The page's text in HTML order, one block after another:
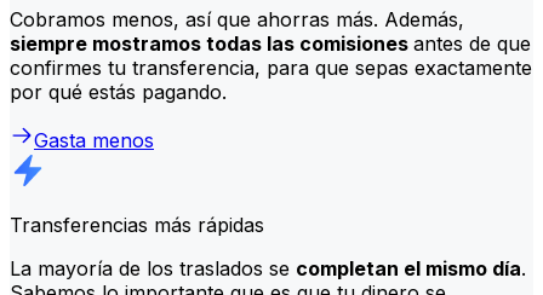
Cobramos menos, así que ahorras más. Además,
siempre mostramos todas las comisiones antes de que
confirmes tu transferencia, para que sepas exactamente
por qué estás pagando.
Gasta menos
Transferencias más rápidas
La mayoría de los traslados se completan el mismo día.